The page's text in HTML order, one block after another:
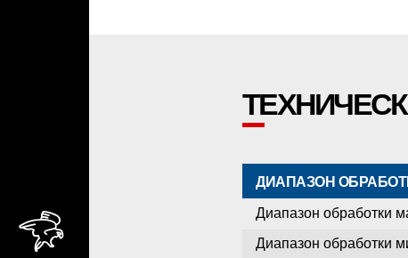
ДИАПАЗОН
Диапазон обработки
Диапазон обработки